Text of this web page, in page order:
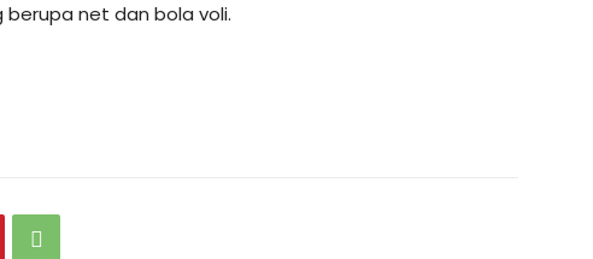
berupa net dan bola voli.